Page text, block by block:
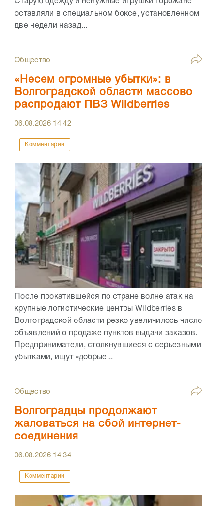
Старую одежду и ненужные игрушки горожане
оставляли в специальном боксе, установленном
две недели назад...
Общество
«Несем огромные убытки»: в
Волгоградской области массово
распродают ПВЗ Wildberries
06.08.2026 14:42
Комментарии
После прокатившейся по стране волне атак на
крупные логистические центры Wildberries в
Волгоградской области резко увеличилось число
объявлений о продаже пунктов выдачи заказов.
Предприниматели, столкнувшиеся с серьезными
убытками, ищут «добрые...
Общество
Волгоградцы продолжают
жаловаться на сбой интернет-
соединения
06.08.2026 14:34
Комментарии